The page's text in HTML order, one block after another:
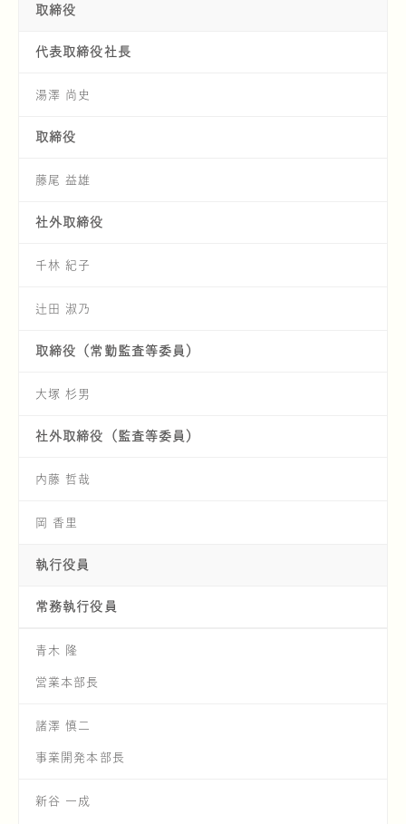
取締役
代表取締役社⾧
湯澤 尚史
取締役
藤尾 益雄
社外取締役
千林 紀子
辻󠄀田 淑乃
取締役 （常勤監査等委員）
大塚 杉男
社外取締役 （監査等委員）
内藤 哲哉
岡 香里
執行役員
常務執行役員
青木 隆
営業本部長
諸澤 慎二
事業開発本部長
新谷 一成